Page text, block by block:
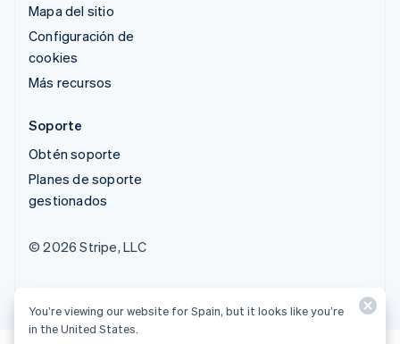
Mapa del sitio
Configuración de
cookies
Más recursos
Soporte
Obtén soporte
Planes de soporte
gestionados
© 2026 Stripe, LLC
You’re viewing our website for Spain, but it looks like you’re
in the United States.